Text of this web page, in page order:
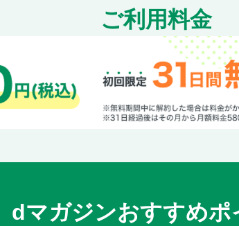
Tokyo Daydream
ご利用料金
dマガジンおすすめポ